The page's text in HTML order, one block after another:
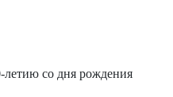
со дня рождения